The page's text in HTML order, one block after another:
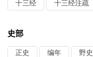
十三经 十三经注疏
史部
正史 编年 野史